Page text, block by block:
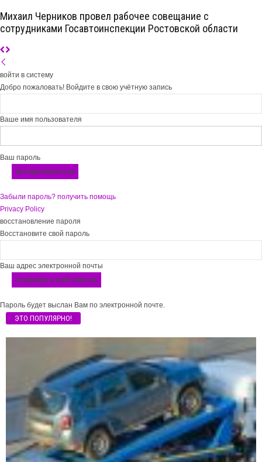
Михаил Черников провел рабочее совещание с
сотрудниками Госавтоинспекции Ростовской области
войти в систему
Добро пожаловать! Войдите в свою учётную запись
Ваше имя пользователя
Ваш пароль
Забыли пароль? получить помощь
Privacy Policy
восстановление пароля
Восстановите свой пароль
Ваш адрес электронной почты
Пароль будет выслан Вам по электронной почте.
ЭТО ПОПУЛЯРНО!